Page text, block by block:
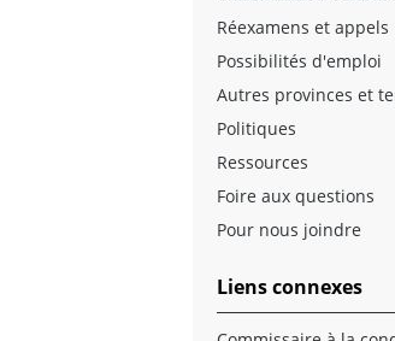
Réexamens et appels
Possibilités d'emploi
Autres provinces et
Politiques
Ressources
Foire aux questions
Pour nous joindre
Liens connexes